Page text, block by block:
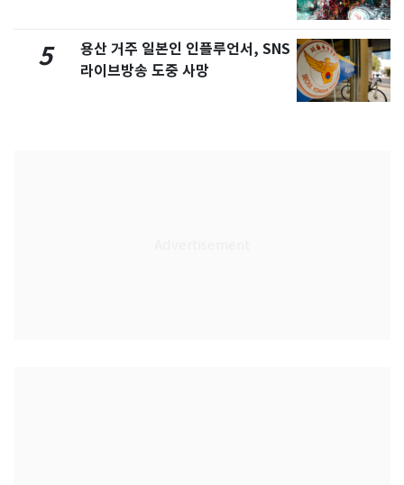
5
용산 거주 일본인 인플루언서, SNS
라이브방송 도중 사망